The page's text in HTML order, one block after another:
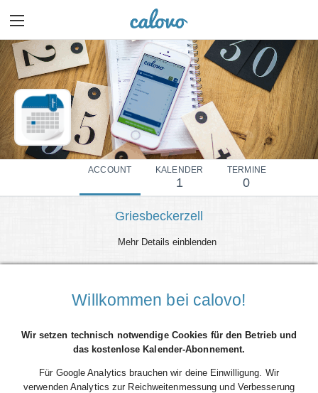
ACCOUNT KALENDER
1
TERMINE
0
Griesbeckerzell
Mehr Details einblenden
Willkommen bei calovo!
Wir setzen technisch notwendige Cookies für den Betrieb und
das kostenlose Kalender-Abonnement.
Für Google Analytics brauchen wir deine Einwilligung. Wir
verwenden Analytics zur Reichweitenmessung und Verbesserung